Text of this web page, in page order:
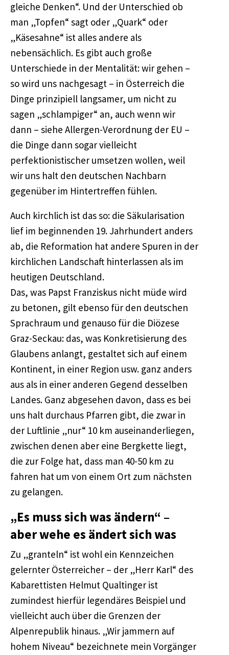
gleiche Denken“. Und der Unterschied ob
man „Topfen“ sagt oder „Quark“ oder
„Käsesahne“ ist alles andere als
nebensächlich. Es gibt auch große
Unterschiede in der Mentalität: wir gehen –
so wird uns nachgesagt – in Österreich die
Dinge prinzipiell langsamer, um nicht zu
sagen „schlampiger“ an, auch wenn wir
dann – siehe Allergen-Verordnung der EU –
die Dinge dann sogar vielleicht
perfektionistischer umsetzen wollen, weil
wir uns halt den deutschen Nachbarn
gegenüber im Hintertreffen fühlen.
Auch kirchlich ist das so: die Säkularisation
lief im beginnenden 19. Jahrhundert anders
ab, die Reformation hat andere Spuren in der
kirchlichen Landschaft hinterlassen als im
heutigen Deutschland.
Das, was Papst Franziskus nicht müde wird
zu betonen, gilt ebenso für den deutschen
Sprachraum und genauso für die Diözese
Graz-Seckau: das, was Konkretisierung des
Glaubens anlangt, gestaltet sich auf einem
Kontinent, in einer Region usw. ganz anders
aus als in einer anderen Gegend desselben
Landes. Ganz abgesehen davon, dass es bei
uns halt durchaus Pfarren gibt, die zwar in
der Luftlinie „nur“ 10 km auseinanderliegen,
zwischen denen aber eine Bergkette liegt,
die zur Folge hat, dass man 40-50 km zu
fahren hat um von einem Ort zum nächsten
zu gelangen.
„Es muss sich was ändern“ –
aber wehe es ändert sich was
Zu „granteln“ ist wohl ein Kennzeichen
gelernter Österreicher – der „Herr Karl“ des
Kabarettisten Helmut Qualtinger ist
zumindest hierfür legendäres Beispiel und
vielleicht auch über die Grenzen der
Alpenrepublik hinaus. „Wir jammern auf
hohem Niveau“ bezeichnete mein Vorgänger